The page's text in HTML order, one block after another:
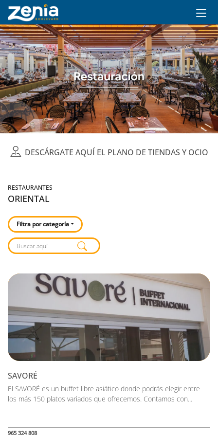
Ir al contenido principal
DESCÁRGATE AQUÍ EL PLANO DE TIENDAS Y OCIO
RESTAURANTES
ORIENTAL
Filtra por categoría
Listado de locales
SAVORÉ
El SAVORÉ es un buffet libre asiático donde podrás elegir entre
los más 150 platos variados que ofrecemos. Contamos con...
965 324 808